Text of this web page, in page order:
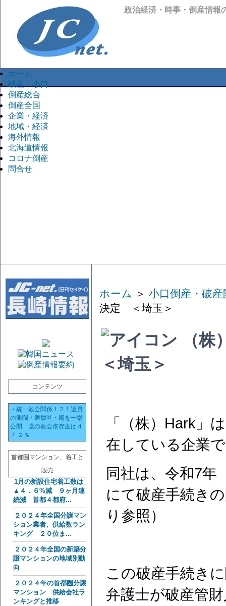
政治経済・時事・倒産情報
ホーム
破産・小口
倒産総合
倒産全国
企業・経済
地域・経済
海外情報
北海道情報
コロナ倒産
問合せ
コンテンツ
・ 統一教会関係１２１議員
の派閥・選挙区・期を一挙
公開 党の教会依存度は４
７.２％
首都圏マンション、着工と
販売
1月の新設住宅着工数は
▲４．６%減 ９ヶ月連
続減 首都４都府...
２０２４年全国分譲マン
ション業者、供給数ラン
キング ２０位ま...
２０２４年全国の新築分
譲マンションの地域別動
向
２０２４年の首都圏分譲
マンション 供給会社ラ
ンキングと推移
ホーム ＞ 小口倒産・破産
決定 ＜埼玉＞
（株
＜埼玉＞
「（株）Hark」
在している企業
同社は、令和7年
にて破産手続き
り参照）
この破産手続き
弁護士が破産管